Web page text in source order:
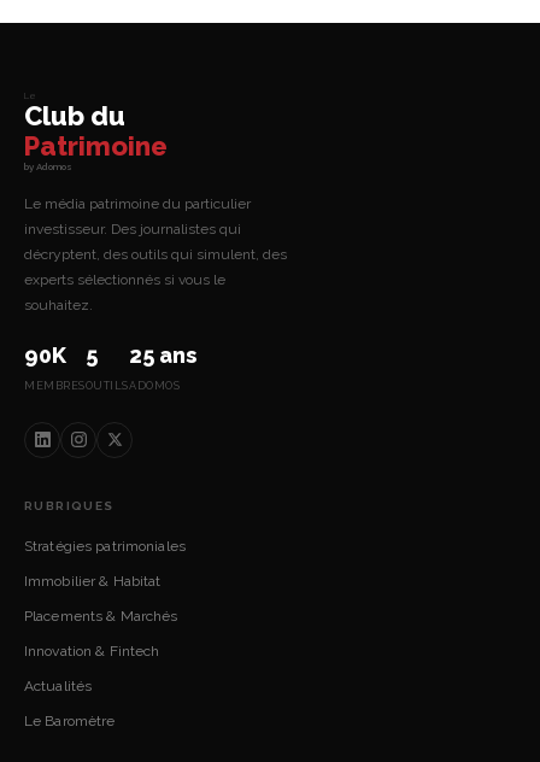
Le
Club du
Patrimoine
by Adomos
Le média patrimoine du particulier
investisseur. Des journalistes qui
décryptent, des outils qui simulent, des
experts sélectionnés si vous le
souhaitez.
90K
MEMBRES
5
OUTILS
25 ans
ADOMOS
RUBRIQUES
Stratégies patrimoniales
Immobilier & Habitat
Placements & Marchés
Innovation & Fintech
Actualités
Le Baromètre